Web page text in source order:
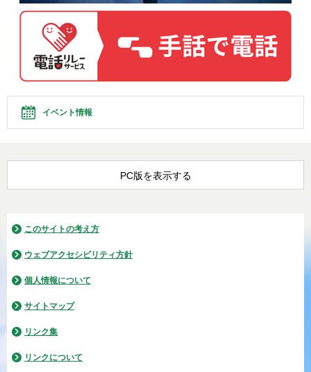
イベント情報
PC版を表示する
このサイトの考え方
ウェブアクセシビリティ方針
個人情報について
サイトマップ
リンク集
リンクについて